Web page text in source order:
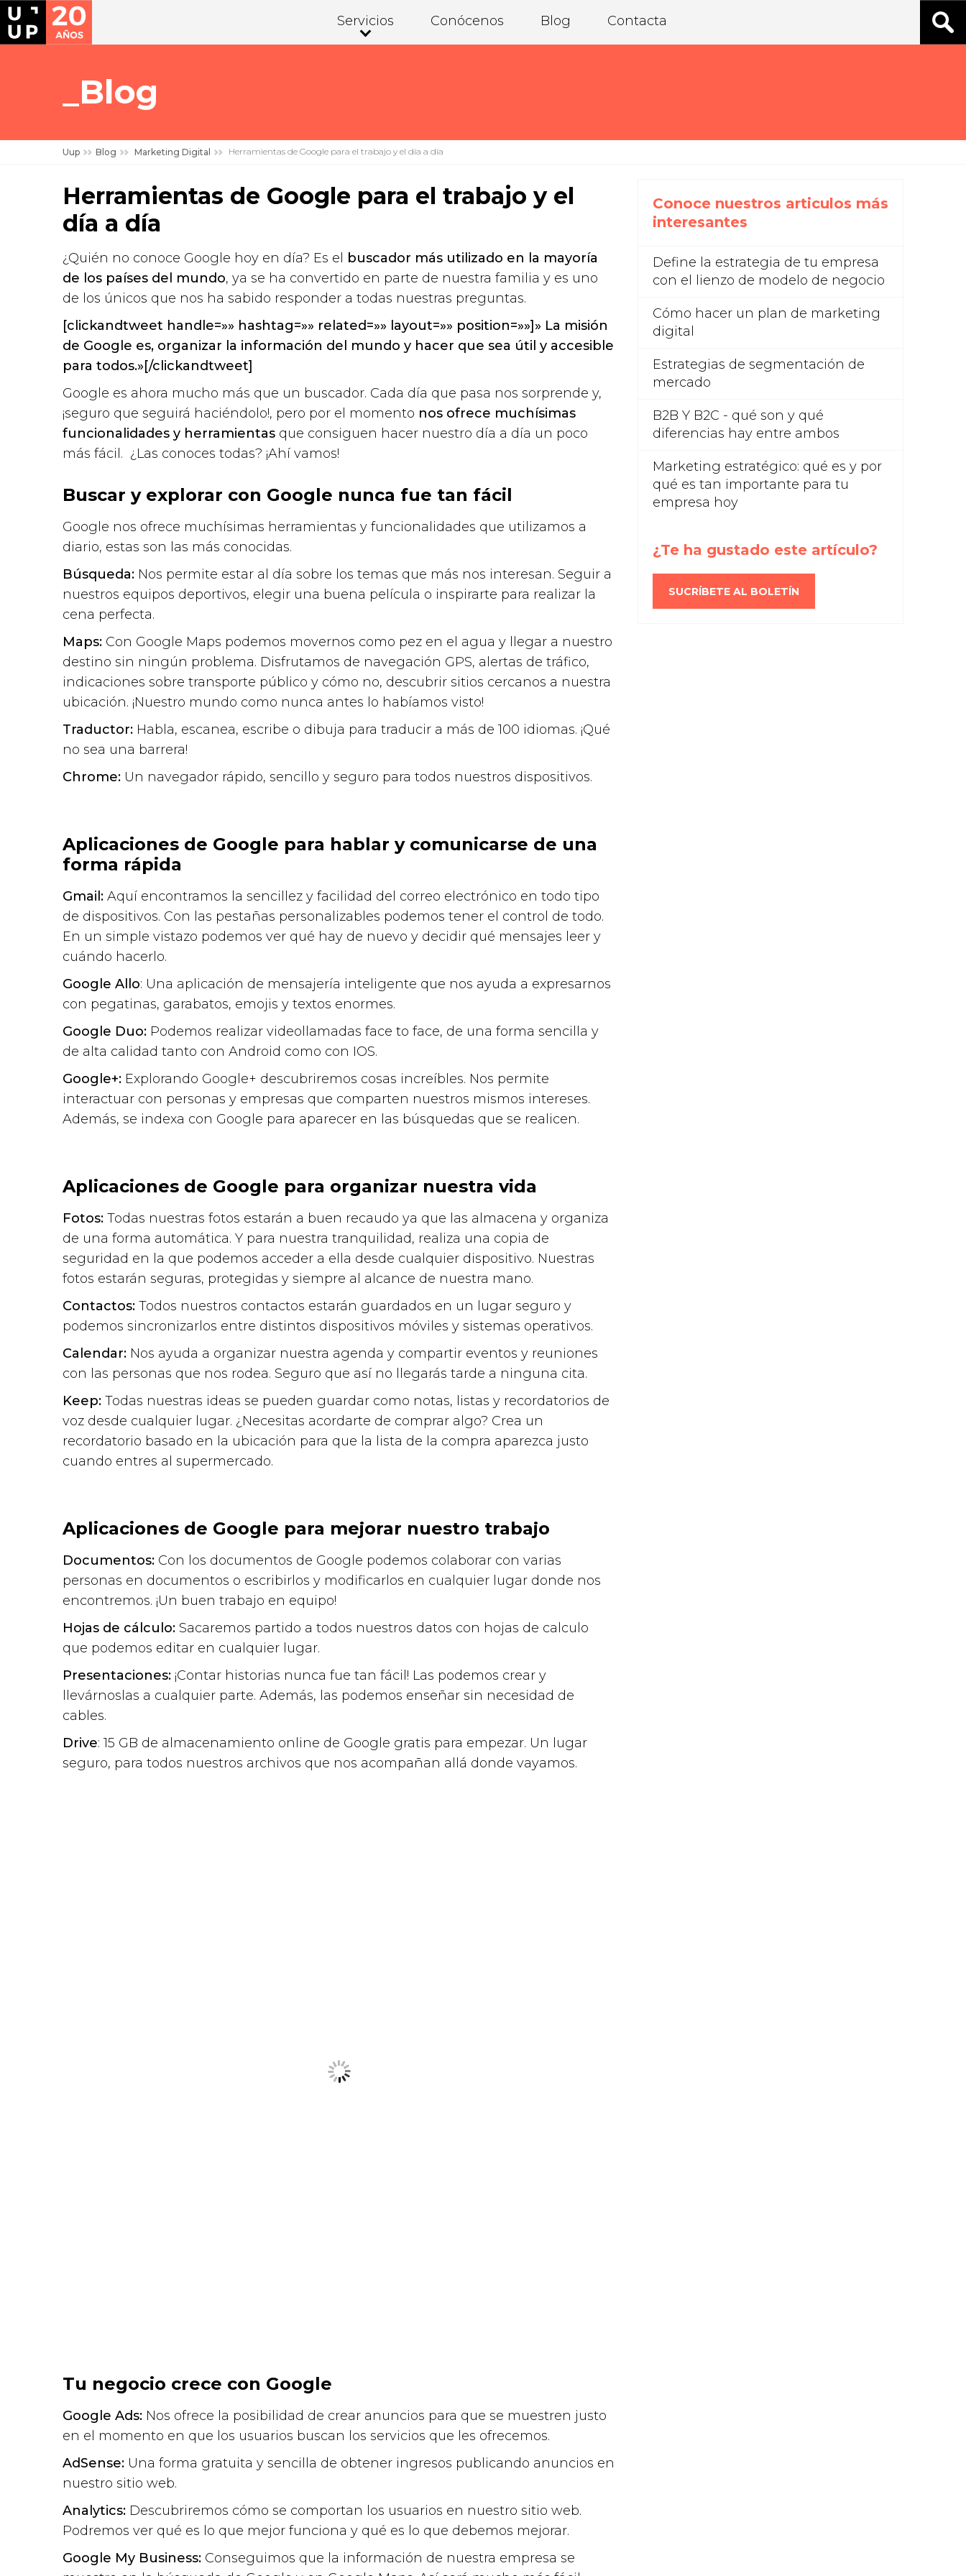
Servicios Conócenos Blog Contacta
Blog
Uup Blog Marketing Digital Herramientas de Google para el trabajo y el día a día
Herramientas de Google para el trabajo y el
día a día
¿Quién no conoce Google hoy en día? Es el
buscador más utilizado en la mayoría
de los países del mundo, ya se ha convertido en parte de nuestra familia y es uno
de los únicos que nos ha sabido responder a todas nuestras preguntas.
[clickandtweet handle=»» hashtag=»» related=»» layout=»» position=»»]» La misión
de Google es, organizar la información del mundo y hacer que sea útil y accesible
para todos.»[/clickandtweet]
Google es ahora mucho más que un buscador. Cada día que pasa nos sorprende y,
¡seguro que seguirá haciéndolo!, pero por el momento nos ofrece muchísimas
funcionalidades y herramientas que consiguen hacer nuestro día a día un poco
más fácil. ¿Las conoces todas? ¡Ahí vamos!
Buscar y explorar con Google nunca fue tan fácil
Google nos ofrece muchísimas herramientas y funcionalidades que utilizamos a
diario, estas son las más conocidas.
Búsqueda: Nos permite estar al día sobre los temas que más nos interesan. Seguir a
nuestros equipos deportivos, elegir una buena película o inspirarte para realizar la
cena perfecta.
Maps: Con Google Maps podemos movernos como pez en el agua y llegar a nuestro
destino sin ningún problema. Disfrutamos de navegación GPS, alertas de tráfico,
indicaciones sobre transporte público y cómo no, descubrir sitios cercanos a nuestra
ubicación. ¡Nuestro mundo como nunca antes lo habíamos visto!
Traductor: Habla, escanea, escribe o dibuja para traducir a más de 100 idiomas. ¡Qué
no sea una barrera!
Chrome: Un navegador rápido, sencillo y seguro para todos nuestros dispositivos.
Aplicaciones de Google para hablar y comunicarse de una
forma rápida
Gmail: Aquí encontramos la sencillez y facilidad del correo electrónico en todo tipo
de dispositivos. Con las pestañas personalizables podemos tener el control de todo.
En un simple vistazo podemos ver qué hay de nuevo y decidir qué mensajes leer y
cuándo hacerlo.
Google Allo: Una aplicación de mensajería inteligente que nos ayuda a expresarnos
con pegatinas, garabatos, emojis y textos enormes.
Google Duo: Podemos realizar videollamadas face to face, de una forma sencilla y
de alta calidad tanto con Android como con IOS.
Google+: Explorando Google+ descubriremos cosas increíbles. Nos permite
interactuar con personas y empresas que comparten nuestros mismos intereses.
Además, se indexa con Google para aparecer en las búsquedas que se realicen.
Aplicaciones de Google para organizar nuestra vida
Fotos: Todas nuestras fotos estarán a buen recaudo ya que las almacena y organiza
de una forma automática. Y para nuestra tranquilidad, realiza una copia de
seguridad en la que podemos acceder a ella desde cualquier dispositivo. Nuestras
fotos estarán seguras, protegidas y siempre al alcance de nuestra mano.
Contactos: Todos nuestros contactos estarán guardados en un lugar seguro y
podemos sincronizarlos entre distintos dispositivos móviles y sistemas operativos.
Calendar: Nos ayuda a organizar nuestra agenda y compartir eventos y reuniones
con las personas que nos rodea. Seguro que así no llegarás tarde a ninguna cita.
Keep: Todas nuestras ideas se pueden guardar como notas, listas y recordatorios de
voz desde cualquier lugar. ¿Necesitas acordarte de comprar algo? Crea un
recordatorio basado en la ubicación para que la lista de la compra aparezca justo
cuando entres al supermercado.
Aplicaciones de Google para mejorar nuestro trabajo
Documentos: Con los documentos de Google podemos colaborar con varias
personas en documentos o escribirlos y modificarlos en cualquier lugar donde nos
encontremos. ¡Un buen trabajo en equipo!
Hojas de cálculo: Sacaremos partido a todos nuestros datos con hojas de calculo
que podemos editar en cualquier lugar.
Presentaciones: ¡Contar historias nunca fue tan fácil! Las podemos crear y
llevárnoslas a cualquier parte. Además, las podemos enseñar sin necesidad de
cables.
Drive: 15 GB de almacenamiento online de Google gratis para empezar. Un lugar
seguro, para todos nuestros archivos que nos acompañan allá donde vayamos.
Tu negocio crece con Google
Google Ads: Nos ofrece la posibilidad de crear anuncios para que se muestren justo
en el momento en que los usuarios buscan los servicios que les ofrecemos.
AdSense: Una forma gratuita y sencilla de obtener ingresos publicando anuncios en
nuestro sitio web.
Analytics: Descubriremos cómo se comportan los usuarios en nuestro sitio web.
Podremos ver qué es lo que mejor funciona y qué es lo que debemos mejorar.
Google My Business: Conseguimos que la información de nuestra empresa se
Conoce nuestros articulos más
interesantes
Define la estrategia de tu empresa
con el lienzo de modelo de negocio
Cómo hacer un plan de marketing
digital
Estrategias de segmentación de
mercado
B2B Y B2C - qué son y qué
diferencias hay entre ambos
Marketing estratégico: qué es y por
qué es tan importante para tu
empresa hoy
¿Te ha gustado este artículo?
SUCRÍBETE AL BOLETÍN